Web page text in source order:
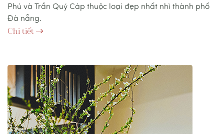
Phú và Trần Quý Cáp thuộc loại đẹp nhất nhì thành phố
Đà nẵng.
Chi tiết